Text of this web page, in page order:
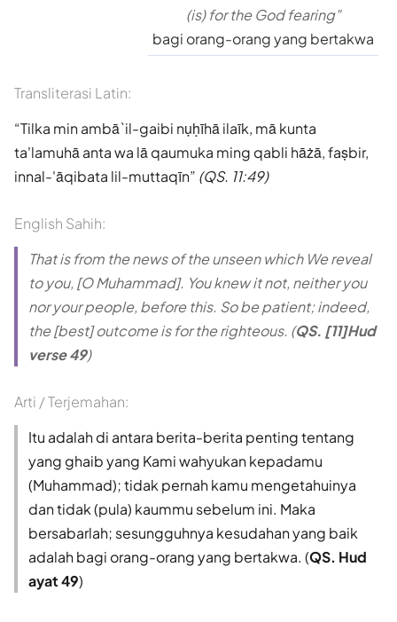
(is) for the God fearing"
bagi orang-orang yang bertakwa
Transliterasi Latin:
Tilka min ambā`il-gaibi nụḥīhā ilaīk, mā kunta
ta'lamuhā anta wa lā qaumuka ming qabli hāżā, faṣbir,
innal-'āqibata lil-muttaqīn (QS. 11:49)
English Sahih:
That is from the news of the unseen which We reveal
to you, [O Muhammad]. You knew it not, neither you
nor your people, before this. So be patient; indeed,
the [best] outcome is for the righteous. (QS. [11]Hud
verse 49)
Arti / Terjemahan:
Itu adalah di antara berita-berita penting tentang
yang ghaib yang Kami wahyukan kepadamu
(Muhammad); tidak pernah kamu mengetahuinya
dan tidak (pula) kaummu sebelum ini. Maka
bersabarlah; sesungguhnya kesudahan yang baik
adalah bagi orang-orang yang bertakwa. (QS. Hud
ayat 49)